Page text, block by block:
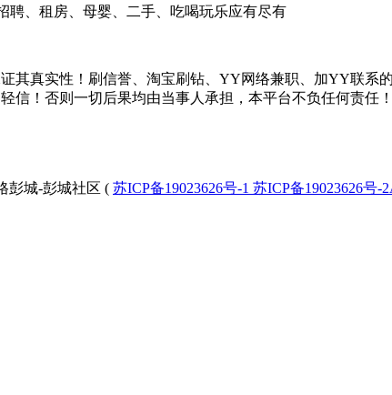
聘、租房、母婴、二手、吃喝玩乐应有尽有
其真实性！刷信誉、淘宝刷钻、YY网络兼职、加YY联
信！否则一切后果均由当事人承担，本平台不负任何责任！
彭城-彭城社区 ( 苏ICP备19023626号-1 苏ICP备19023626号-